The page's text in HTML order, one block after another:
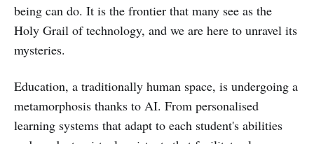
being can do. It is the frontier that many see as the
Holy Grail of technology, and we are here to unravel its
mysteries.
Education, a traditionally human space, is undergoing a
metamorphosis thanks to AI. From personalised
learning systems that adapt to each student's abilities